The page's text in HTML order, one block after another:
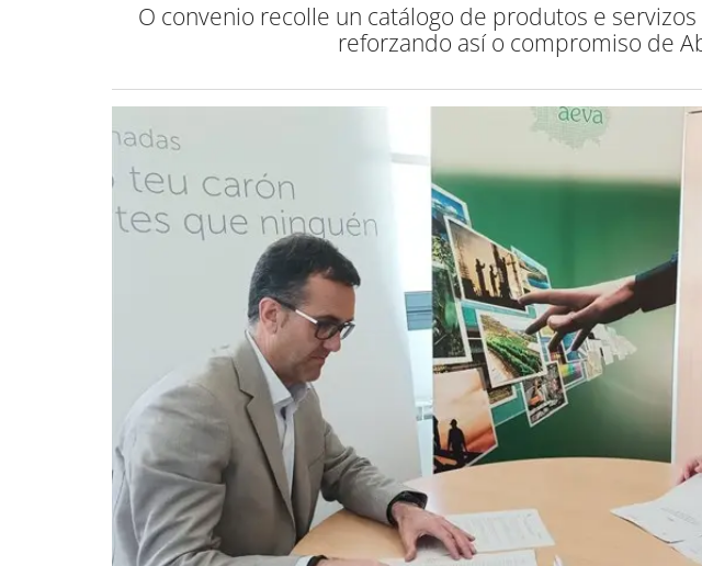
O convenio recolle un catálogo de produtos e
reforzando así o compromiso de